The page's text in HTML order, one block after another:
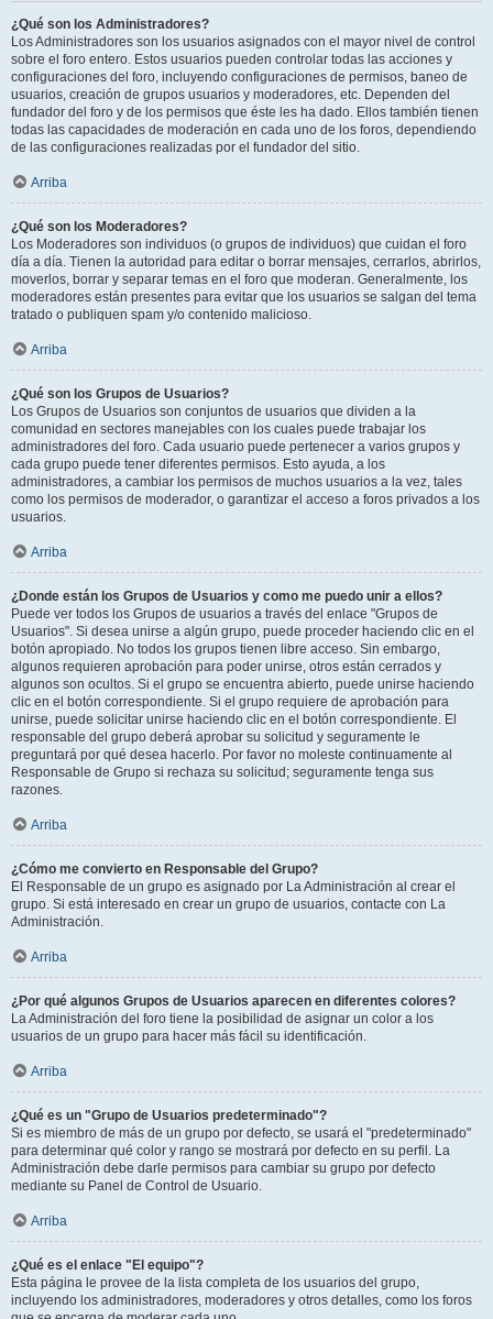
¿Qué son los Administradores?
Los Administradores son los usuarios asignados con el mayor nivel de control
sobre el foro entero. Estos usuarios pueden controlar todas las acciones y
configuraciones del foro, incluyendo configuraciones de permisos, baneo de
usuarios, creación de grupos usuarios y moderadores, etc. Dependen del
fundador del foro y de los permisos que éste les ha dado. Ellos también tienen
todas las capacidades de moderación en cada uno de los foros, dependiendo
de las configuraciones realizadas por el fundador del sitio.
Arriba
¿Qué son los Moderadores?
Los Moderadores son individuos (o grupos de individuos) que cuidan el foro
día a día. Tienen la autoridad para editar o borrar mensajes, cerrarlos, abrirlos,
moverlos, borrar y separar temas en el foro que moderan. Generalmente, los
moderadores están presentes para evitar que los usuarios se salgan del tema
tratado o publiquen spam y/o contenido malicioso.
Arriba
¿Qué son los Grupos de Usuarios?
Los Grupos de Usuarios son conjuntos de usuarios que dividen a la
comunidad en sectores manejables con los cuales puede trabajar los
administradores del foro. Cada usuario puede pertenecer a varios grupos y
cada grupo puede tener diferentes permisos. Esto ayuda, a los
administradores, a cambiar los permisos de muchos usuarios a la vez, tales
como los permisos de moderador, o garantizar el acceso a foros privados a los
usuarios.
Arriba
¿Donde están los Grupos de Usuarios y como me puedo unir a ellos?
Puede ver todos los Grupos de usuarios a través del enlace "Grupos de
Usuarios". Si desea unirse a algún grupo, puede proceder haciendo clic en el
botón apropiado. No todos los grupos tienen libre acceso. Sin embargo,
algunos requieren aprobación para poder unirse, otros están cerrados y
algunos son ocultos. Si el grupo se encuentra abierto, puede unirse haciendo
clic en el botón correspondiente. Si el grupo requiere de aprobación para
unirse, puede solicitar unirse haciendo clic en el botón correspondiente. El
responsable del grupo deberá aprobar su solicitud y seguramente le
preguntará por qué desea hacerlo. Por favor no moleste continuamente al
Responsable de Grupo si rechaza su solicitud; seguramente tenga sus
razones.
Arriba
¿Cómo me convierto en Responsable del Grupo?
El Responsable de un grupo es asignado por La Administración al crear el
grupo. Si está interesado en crear un grupo de usuarios, contacte con La
Administración.
Arriba
¿Por qué algunos Grupos de Usuarios aparecen en diferentes colores?
La Administración del foro tiene la posibilidad de asignar un color a los
usuarios de un grupo para hacer más fácil su identificación.
Arriba
¿Qué es un "Grupo de Usuarios predeterminado"?
Si es miembro de más de un grupo por defecto, se usará el "predeterminado"
para determinar qué color y rango se mostrará por defecto en su perfil. La
Administración debe darle permisos para cambiar su grupo por defecto
mediante su Panel de Control de Usuario.
Arriba
¿Qué es el enlace "El equipo"?
Esta página le provee de la lista completa de los usuarios del grupo,
incluyendo los administradores, moderadores y otros detalles, como los foros